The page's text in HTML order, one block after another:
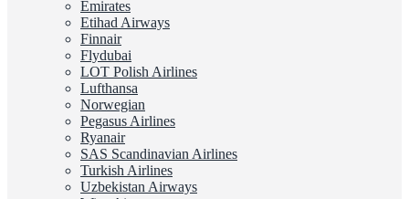
Emirates
Etihad Airways
Finnair
Flydubai
LOT Polish Airlines
Lufthansa
Norwegian
Pegasus Airlines
Ryanair
SAS Scandinavian Airlines
Turkish Airlines
Uzbekistan Airways